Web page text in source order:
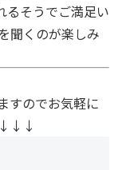
るそうでご満足い
聞くのが楽しみ
すのでお気軽に